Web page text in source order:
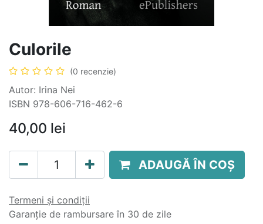
Culorile
(0 recenzie)
Autor: Irina Nei
ISBN 978-606-716-462-6
40,00 lei
ADAUGĂ ÎN COȘ
Termeni și condiții
Garanție de rambursare în 30 de zile